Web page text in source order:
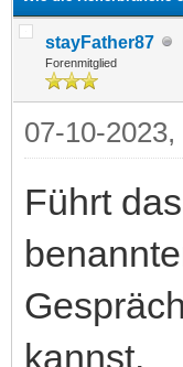
stayFather87
Forenmitglied
07-10-2023,
Führt
kannst.